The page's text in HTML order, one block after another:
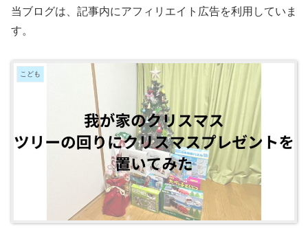
当ブログは、記事内にアフィリエイト広告を利用していま
す。
こども